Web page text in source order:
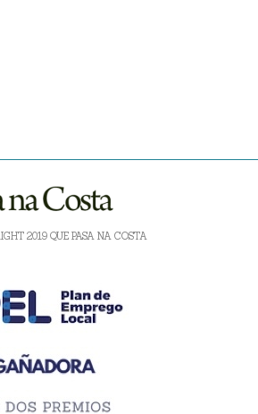
2019 QUE PASA NA COSTA